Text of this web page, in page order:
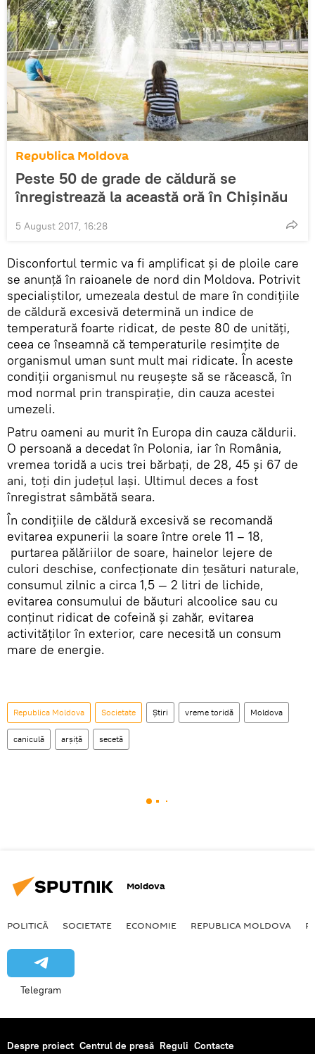
Republica Moldova
Peste 50 de grade de căldură se
înregistrează la această oră în Chișinău
5 August 2017, 16:28
Disconfortul termic va fi amplificat și de ploile care
se anunță în raioanele de nord din Moldova. Potrivit
specialiștilor, umezeala destul de mare în condițiile
de căldură excesivă determină un indice de
temperatură foarte ridicat, de peste 80 de unități,
ceea ce înseamnă că temperaturile resimțite de
organismul uman sunt mult mai ridicate. În aceste
condiții organismul nu reușește să se răcească, în
mod normal prin transpirație, din cauza acestei
umezeli.
Patru oameni au murit în Europa din cauza căldurii.
O persoană a decedat în Polonia, iar în România,
vremea toridă a ucis trei bărbați, de 28, 45 și 67 de
ani, toți din județul Iași. Ultimul deces a fost
înregistrat sâmbătă seara.
În condițiile de căldură excesivă se recomandă
evitarea expunerii la soare între orele 11 – 18,
purtarea pălăriilor de soare, hainelor lejere de
culori deschise, confecționate din țesături naturale,
consumul zilnic a circa 1,5 — 2 litri de lichide,
evitarea consumului de băuturi alcoolice sau cu
conţinut ridicat de cofeină şi zahăr, evitarea
activităţilor în exterior, care necesită un consum
mare de energie.
Republica Moldova Societate Știri vreme toridă Moldova
caniculă arșiță secetă
Moldova
POLITICĂ SOCIETATE ECONOMIE REPUBLICA MOLDOVA
Telegram
Despre proiect Centrul de presă Reguli Contacte